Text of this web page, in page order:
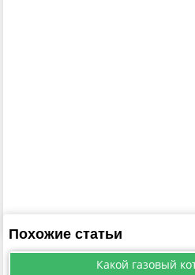
Похожие статьи
Какой газовый